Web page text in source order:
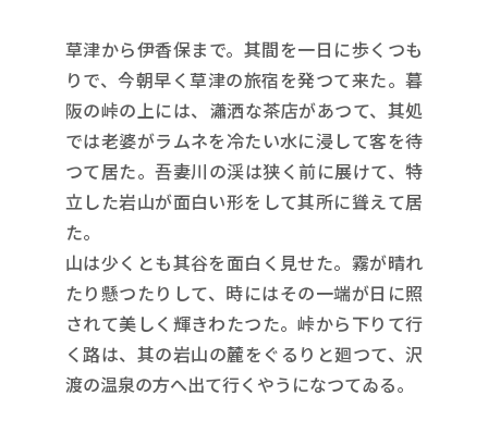
草津から伊香保まで。其間を一日に歩くつも
りで、今朝早く草津の旅宿を発つて来た。暮
阪の峠の上には、瀟洒な茶店があつて、其処
では老婆がラムネを冷たい水に浸して客を待
つて居た。吾妻川の渓は狭く前に展けて、特
立した岩山が面白い形をして其所に聳えて居
た。
山は少くとも其谷を面白く見せた。霧が晴れ
たり懸つたりして、時にはその一端が日に照
されて美しく輝きわたつた。峠から下りて行
く路は、其の岩山の麓をぐるりと廻つて、沢
渡の温泉の方へ出て行くやうになつてゐる。